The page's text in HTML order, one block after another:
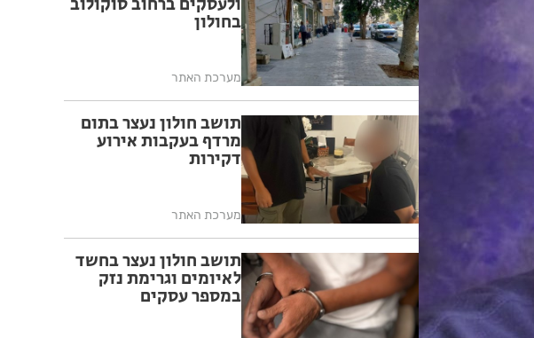
בחולון
מערכת האתר
תושב חולון נעצר בתום
מרדף בעקבות אירוע
דקירות
מערכת האתר
תושב חולון נעצר בחשד
לאיומים וגרימת נזק
במספר עסקים